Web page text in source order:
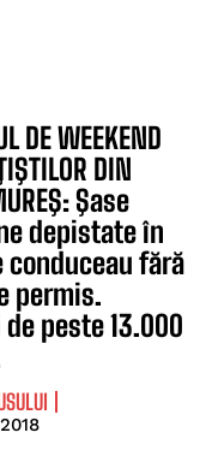
DE WEEKEND
DIN
Şase
depistate în
conduceau fără
permis.
peste 13.000